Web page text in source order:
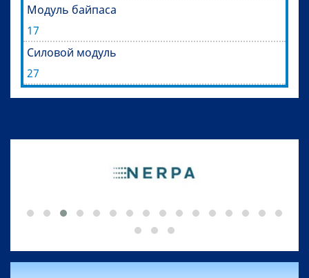
Модуль байпаса
17
Силовой модуль
27